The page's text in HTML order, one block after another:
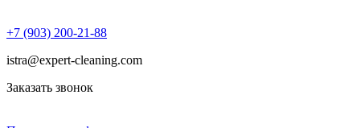
+7 (903) 200-21-88
istra@expert-cleaning.com
Заказать звонок